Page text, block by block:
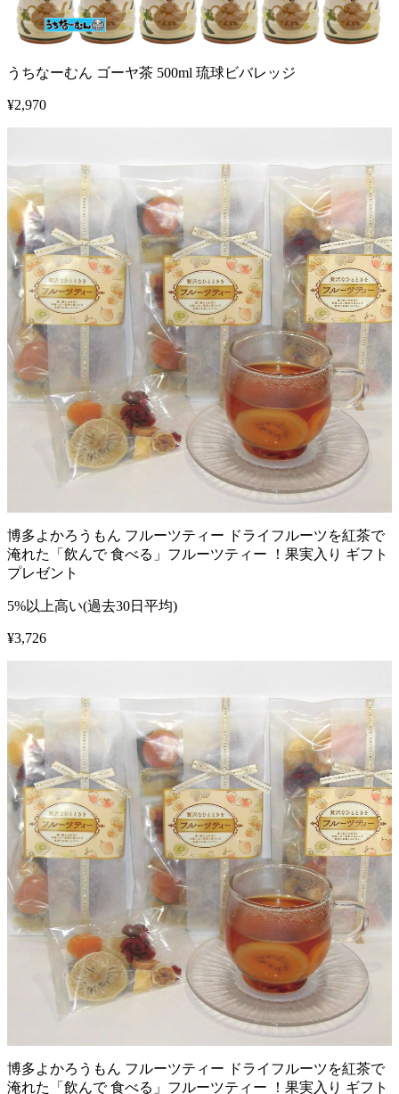
うちなーむん ゴーヤ茶 500ml 琉球ビバレッジ
¥2,970
博多よかろうもん フルーツティー ドライフルーツを紅茶で
淹れた「飲んで 食べる」フルーツティー ！果実入り ギフト
プレゼント
5%以上高い(過去30日平均)
¥3,726
博多よかろうもん フルーツティー ドライフルーツを紅茶で
淹れた「飲んで 食べる」フルーツティー ！果実入り ギフト